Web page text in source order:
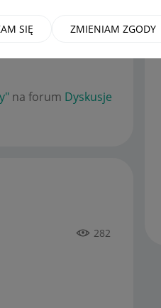
SIĘ ZMIENIAM ZGODY
na forum Dyskusje
282